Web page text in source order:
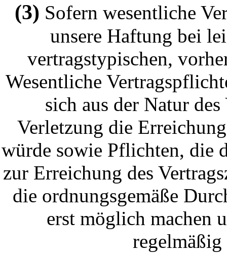
(3) Sofern wesentliche
unsere Haftung bei
vertragstypischen,
Wesentliche
sich aus der Natur
Verletzung die
würde sowie Pflichten, die
zur Erreichung des
die ordnungsgemäße
erst möglich machen